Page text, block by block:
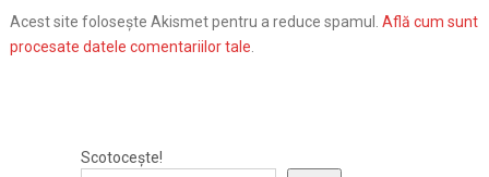
Acest site folosește Akismet pentru a reduce spamul. Află cum sunt
procesate datele comentariilor tale
Scotocește!